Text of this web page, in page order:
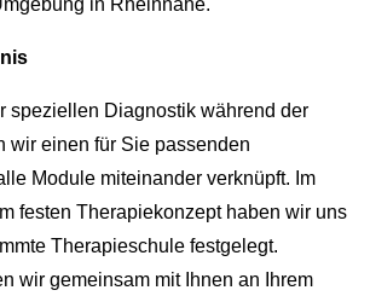
in Rheinnähe.
speziellen Diagnostik während der
wir einen für Sie passenden
Module miteinander verknüpft. Im
festen Therapiekonzept haben wir uns
Therapieschule festgelegt.
wir gemeinsam mit Ihnen an Ihrem